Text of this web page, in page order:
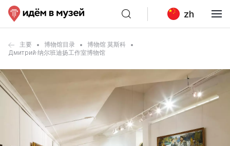
zh
主要 博物馆目录
博物馆 莫斯科
Дмитрий·纳尔班迪扬工作室博物馆